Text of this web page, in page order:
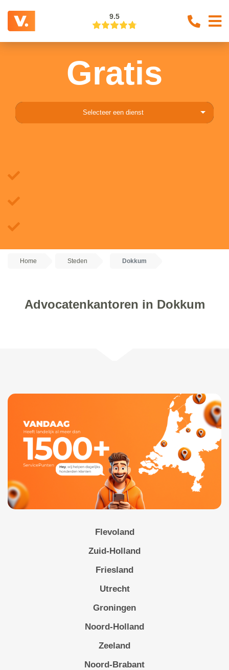
9.5
Gratis
Selecteer een dienst
Home Steden Dokkum
Advocatenkantoren in Dokkum
Flevoland
Zuid-Holland
Friesland
Utrecht
Groningen
Noord-Holland
Zeeland
Noord-Brabant